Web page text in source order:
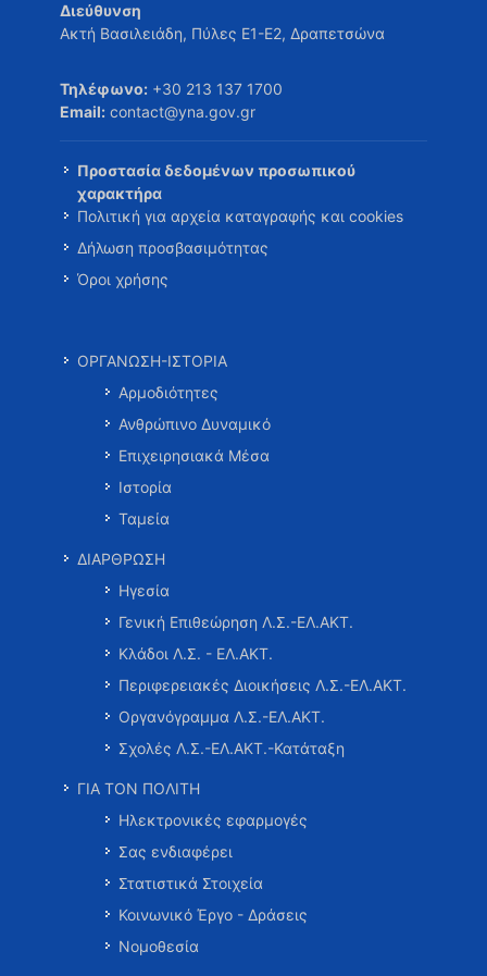
Διεύθυνση
Ακτή Βασιλειάδη, Πύλες Ε1-Ε2, Δραπετσώνα
Τηλέφωνο: +30 213 137 1700
Email: contact@yna.gov.gr
Προστασία δεδομένων προσωπικού
χαρακτήρα
Πολιτική για αρχεία καταγραφής και cookies
Δήλωση προσβασιμότητας
Όροι χρήσης
ΟΡΓΑΝΩΣΗ-ΙΣΤΟΡΙΑ
Αρμοδιότητες
Ανθρώπινο Δυναμικό
Επιχειρησιακά Μέσα
Ιστορία
Ταμεία
ΔΙΑΡΘΡΩΣΗ
Ηγεσία
Γενική Επιθεώρηση Λ.Σ.-ΕΛ.ΑΚΤ.
Κλάδοι Λ.Σ. - ΕΛ.ΑΚΤ.
Περιφερειακές Διοικήσεις Λ.Σ.-ΕΛ.ΑΚΤ.
Οργανόγραμμα Λ.Σ.-ΕΛ.ΑΚΤ.
Σχολές Λ.Σ.-ΕΛ.ΑΚΤ.-Κατάταξη
ΓΙΑ ΤΟΝ ΠΟΛΙΤΗ
Ηλεκτρονικές εφαρμογές
Σας ενδιαφέρει
Στατιστικά Στοιχεία
Κοινωνικό Έργο - Δράσεις
Νομοθεσία